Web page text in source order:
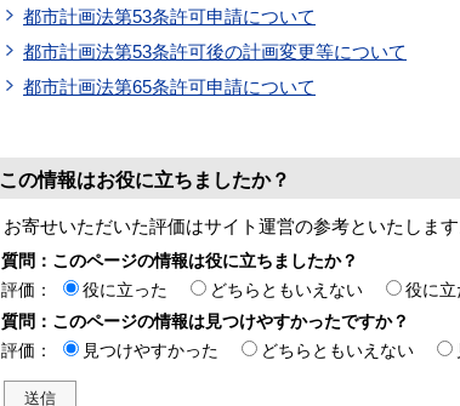
都市計画法第53条許可申請について
都市計画法第53条許可後の計画変更等について
都市計画法第65条許可申請について
この情報はお役に立ちましたか？
お寄せいただいた評価はサイト運営の参考といたします
質問：このページの情報は役に立ちましたか？
評価：
役に立った どちらともいえない
役に
質問：このページの情報は見つけやすかったですか？
評価：
見つけやすかった どちらともいえない